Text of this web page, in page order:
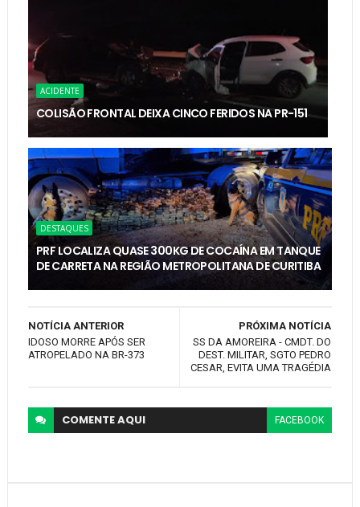
ACIDENTE
COLISÃO FRONTAL DEIXA CINCO FERIDOS NA PR-151
DESTAQUES
PRF LOCALIZA QUASE 300KG DE COCAÍNA EM TANQUE
DE CARRETA NA REGIÃO METROPOLITANA DE CURITIBA
PRÓXIMA NOTÍCIA
SS DA AMOREIRA - CMDT. DO
DEST. MILITAR, SGTO PEDRO
CESAR, EVITA UMA TRAGÉDIA
NOTÍCIA ANTERIOR
IDOSO MORRE APÓS SER
ATROPELADO NA BR-373
COMENTEAQUI FACEBOOK